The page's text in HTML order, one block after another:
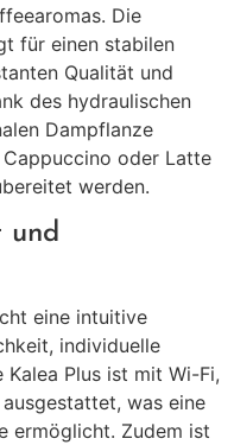
Die
für einen stabilen
Qualität und
des hydraulischen
Dampflanze
oder Latte
werden.
und
eine intuitive
individuelle
Kalea Plus ist mit Wi-Fi,
was eine
ermöglicht. Zudem ist